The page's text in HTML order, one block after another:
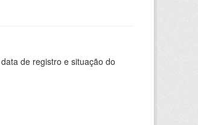
de registro e situação do